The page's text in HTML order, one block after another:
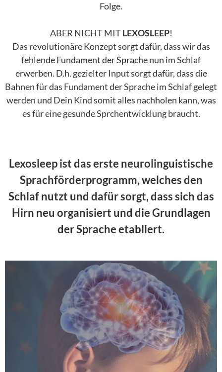
Folge.
ABER NICHT MITLEXOSLEEP!
Das revolutionäre Konzept sorgt dafür, dass wir das
fehlende Fundament der Sprache nun im Schlaf
erwerben. D.h. gezielter Input sorgt dafür, dass die
Bahnen für das Fundament der Sprache im Schlaf gelegt
werden und Dein Kind somit alles nachholen kann, was
es für eine gesunde Sprchentwicklung braucht.
Lexosleep ist das erste neurolinguistische
Sprachförderprogramm, welches den
Schlaf nutzt und dafür sorgt, dass sich das
Hirn neu organisiert und die Grundlagen
der Sprache etabliert.